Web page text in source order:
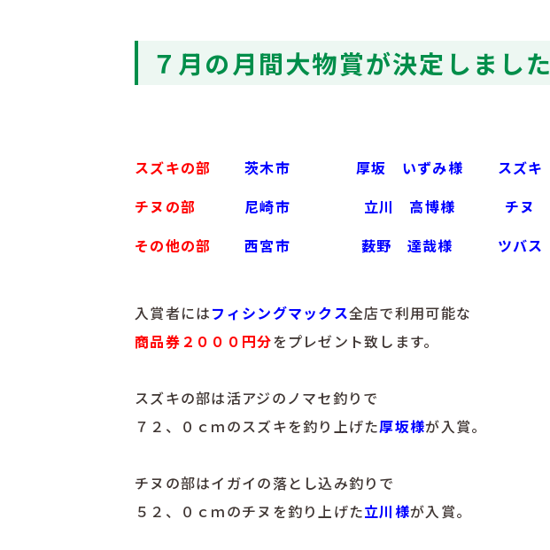
７月の月間大物賞が決定しました
スズキの部 茨木市 厚坂 いずみ様 スズキ
チヌの部
尼崎市 立川 高博様 チヌ
その他の部
西宮市 薮野 達哉様 ツバス
入賞者にはフィシングマックス全店で利用可能な
商品券２０００円分をプレゼント致します。
スズキの部は活アジのノマセ釣りで
７２、０ｃｍのスズキを釣り上げた厚坂様が入賞。
チヌの部はイガイの落とし込み釣りで
５２、０ｃｍのチヌを釣り上げた立川様が入賞。